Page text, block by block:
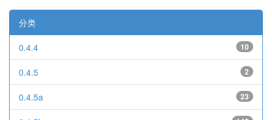
分类
10
0.4.4
2
0.4.5
23
0.4.5a